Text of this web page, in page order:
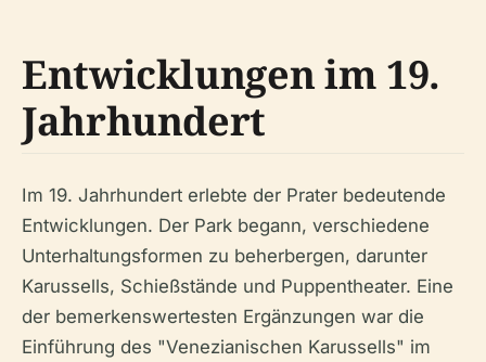
Entwicklungen im 19.
Jahrhundert
Im 19. Jahrhundert erlebte der Prater bedeutende
Entwicklungen. Der Park begann, verschiedene
Unterhaltungsformen zu beherbergen, darunter
Karussells, Schießstände und Puppentheater. Eine
der bemerkenswertesten Ergänzungen war die
Einführung des "Venezianischen Karussells" im